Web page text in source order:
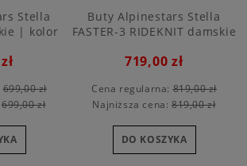
Stella
| kolor
699,00 zł
699,00 zł
Buty Alpinestars Stella
FASTER-3 RIDEKNIT damskie
719,00 zł
Cena regularna:819,00 zł
Najniższa cena:819,00 zł
DO KOSZYKA